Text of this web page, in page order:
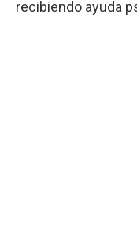
recibiendo ayuda